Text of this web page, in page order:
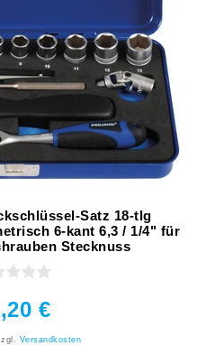
Satz 18-tlg
6-kant 6,3 / 1/4" für
Stecknuss
€
Versandkosten